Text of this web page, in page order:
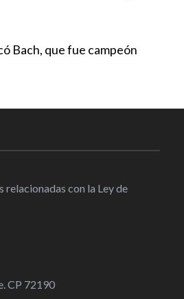
sobre
tras sufrir
de
Bach, que fue campeón
con la Ley de
CP 72190